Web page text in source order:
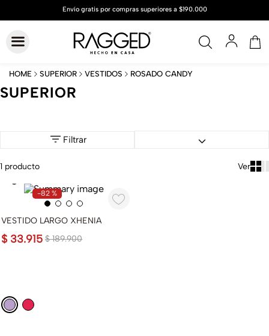
SUPERIOR VESTIDOS ROSADO CANDY
SUPERIOR
Filtrar
1 producto
-82 %
VESTIDO LARGO XHENIA
$ 189.900
$ 33.915